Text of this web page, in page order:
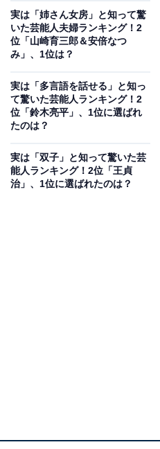
実は「姉さん女房」と知って驚
いた芸能人夫婦ランキング！2
位「山崎育三郎＆安倍なつ
み」、1位は？
実は「多言語を話せる」と知っ
て驚いた芸能人ランキング！2
位「鈴木亮平」、1位に選ばれ
たのは？
実は「双子」と知って驚いた芸
能人ランキング！2位「王貞
治」、1位に選ばれたのは？